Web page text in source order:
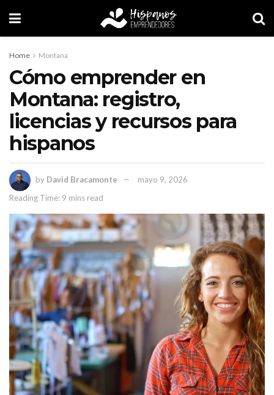
Home Montana
Cómo emprender en
Montana: registro,
licencias y recursos para
hispanos
by David Bracamonte
mayo 9, 2026
Reading Time: 9 mins read